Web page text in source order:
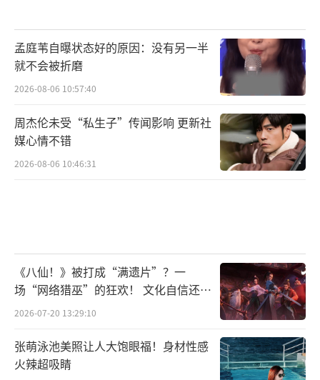
不同观点相互碰撞，也让观察室既有情感共
鸣，也有理性思考。
与此同时，本季节目还迎来全新升级
的“当家观察团”。由来自不同职业、不同年
龄层的素人代表组成，他们既有职场员工，也
有内容创作者、家庭成员等多元身份，从大众
孟庭苇自曝状态好的原因：没有另一半
就不会被折磨
2026-08-06 10:57:40
周杰伦未受“私生子”传闻影响 更新社
媒心情不错
2026-08-06 10:46:31
《八仙！》被打成“满遗片”？一
场“网络猎巫”的狂欢！ 文化自信还是
焦虑？
2026-07-20 13:29:10
张萌泳池美照让人大饱眼福！身材性感
火辣超吸睛